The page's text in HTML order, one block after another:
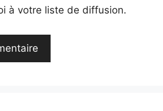
à votre liste de diffusion.